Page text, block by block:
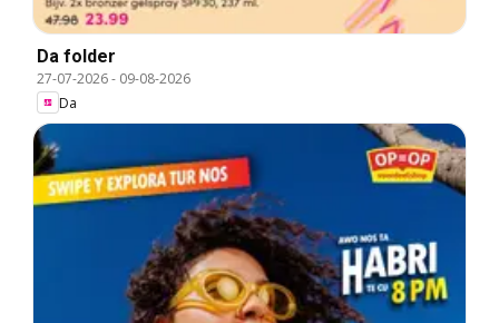
Da folder
27-07-2026- 09-08-2026
Da